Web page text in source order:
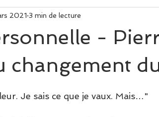
-
changement
2021 3 min de lecture
Je sais ce que je vaux. Mais…"